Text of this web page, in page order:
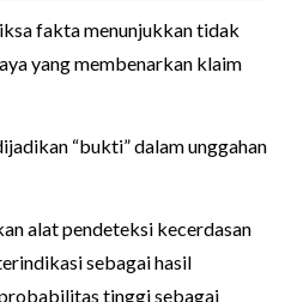
fakta menunjukkan tidak
yang membenarkan klaim
“bukti” dalam unggahan
alat pendeteksi kecerdasan
sebagai hasil
tinggi sebagai